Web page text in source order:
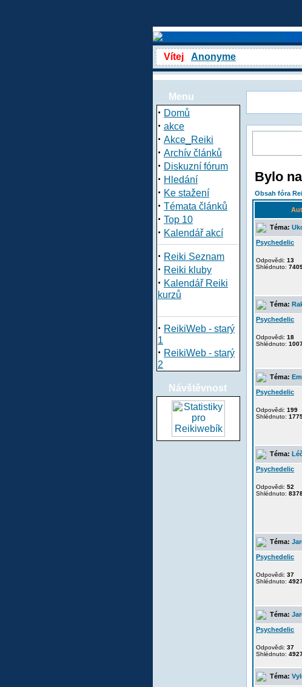
Vítej Anonyme
Menu
· Domů
· akce
· Akce_Reiki
· Archív článků
· Diskuzní fórum
· Hledání
· Ke stažení
· Témata článků
· Top 10
· Kalendář akcí
· Reiki Seznam
· Reiki kluby
· Kalendář Reiki
kurzů
· ReikiWeb - starý
1
· ReikiWeb - starý
2
Návštěvnost
Bylo
Obsah fóra
Téma:
Psychedelic
Odpovědi: 13
Shlédnuto:
Téma:
Psychedelic
Odpovědi: 18
Shlédnuto:
Téma:
Psychedelic
Odpovědi: 199
Shlédnuto:
Téma:
Psychedelic
Odpovědi: 52
Shlédnuto:
Téma:
Psychedelic
Odpovědi: 37
Shlédnuto:
Téma:
Psychedelic
Odpovědi: 37
Shlédnuto:
Téma: